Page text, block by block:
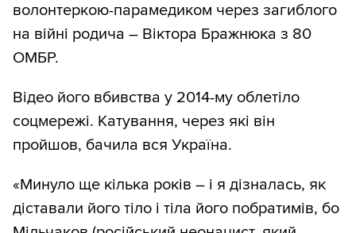
волонтеркою-парамедиком через загиблого
на війні родича – Віктора Бражнюка з 80
ОМБР.
Відео його вбивства у 2014-му облетіло
соцмережі. Катування, через які він
пройшов, бачила вся Україна.
«Минуло ще кілька років – і я дізналась, як
діставали його тіло і тіла його побратимів, бо